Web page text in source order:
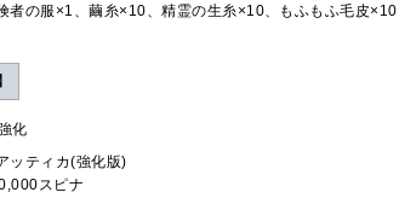
者の服×1、繭糸×10、精霊の生糸×10、もふもふ毛皮×10
化
ッティカ(強化版)
スピナ